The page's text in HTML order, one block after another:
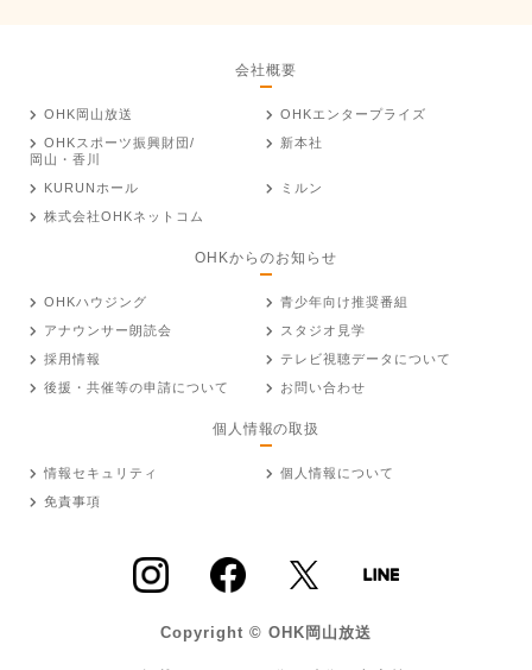
会社概要
OHK岡山放送
OHKエンタープライズ
OHKスポーツ振興財団/
岡山・香川
新本社
KURUNホール
ミルン
株式会社OHKネットコム
OHKからのお知らせ
OHKハウジング
青少年向け推奨番組
アナウンサー朗読会
スタジオ見学
採用情報
テレビ視聴データについて
後援・共催等の申請について
お問い合わせ
個人情報の取扱
情報セキュリティ
個人情報について
免責事項
Copyright © OHK岡山放送